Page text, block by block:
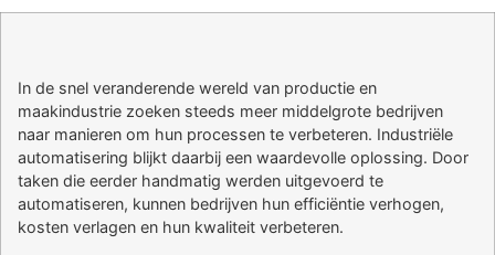
In de snel veranderende wereld van productie en
maakindustrie zoeken steeds meer middelgrote bedrijven
naar manieren om hun processen te verbeteren. Industriële
automatisering blijkt daarbij een waardevolle oplossing. Door
taken die eerder handmatig werden uitgevoerd te
automatiseren, kunnen bedrijven hun efficiëntie verhogen,
kosten verlagen en hun kwaliteit verbeteren.